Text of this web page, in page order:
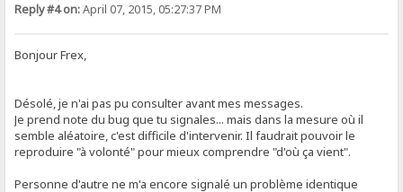
Reply #4 on:April 07, 2015, 05:27:37 PM
Bonjour Frex,
Désolé, je n'ai pas pu consulter avant mes messages.
Je prend note du bug que tu signales... mais dans la mesure où il
semble aléatoire, c'est difficile d'intervenir. Il faudrait pouvoir le
reproduire "à volonté" pour mieux comprendre "d'où ça vient".
Personne d'autre ne m'a encore signalé un problème identique